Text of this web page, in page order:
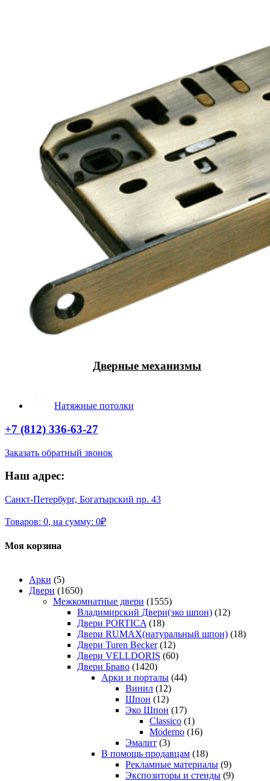
Дверные механизмы
Натяжные потолки
+7 (812) 336-63-27
Заказать обратный звонок
Наш адрес:
Санкт-Петербург, Богатырский пр. 43
Товаров: 0, на сумму: 0₽
Моя корзина
Арки (5)
Двери (1650)
Межкомнатные двери (1555)
Владимирский Двери(эко шпон) (12)
Двери PORTICA (18)
Двери RUMAX(натуральный шпон) (18)
Двери Turen Becker (12)
Двери VELLDORIS (60)
Двери Браво (1420)
Арки и порталы (44)
Винил (12)
Шпон (12)
Эко Шпон (17)
Classico (1)
Moderno (16)
Эмалит (3)
В помощь продавцам (18)
Рекламные материалы (9)
Экспозиторы и стенды (9)